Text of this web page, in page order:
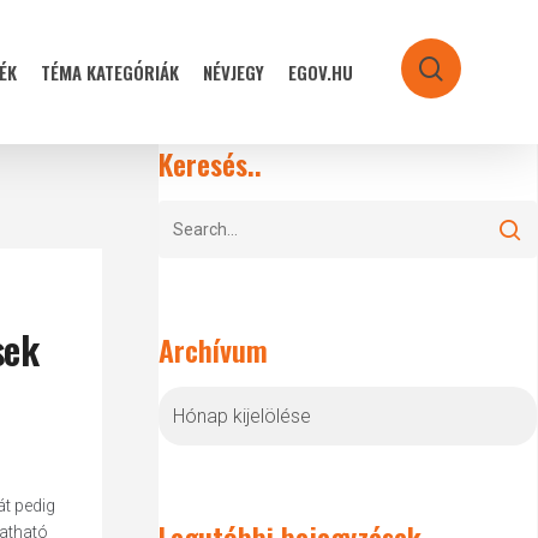
TÉMA KATEGÓRIÁK NÉVJEGY EGOV.HU search
pedig
Keresés..
Archívum